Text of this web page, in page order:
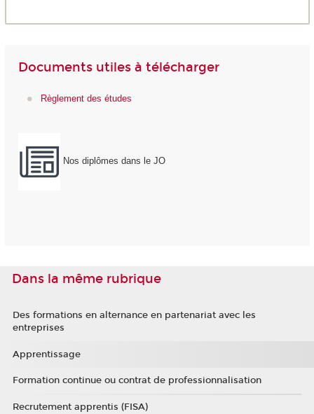
Documents utiles à télécharger
Règlement des études
Nos diplômes dans le JO
Dans la même rubrique
Des formations en alternance en partenariat avec les
entreprises
Apprentissage
Formation continue ou contrat de professionnalisation
Recrutement apprentis (FISA)